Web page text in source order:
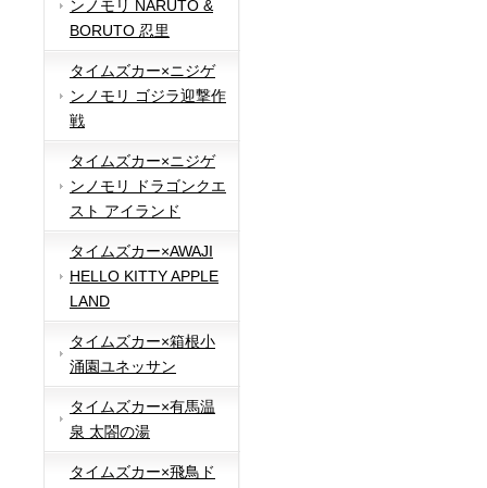
ンノモリ NARUTO &
BORUTO 忍里
タイムズカー×ニジゲ
ンノモリ ゴジラ迎撃作
戦
タイムズカー×ニジゲ
ンノモリ ドラゴンクエ
スト アイランド
タイムズカー×AWAJI
HELLO KITTY APPLE
LAND
タイムズカー×箱根小
涌園ユネッサン
タイムズカー×有馬温
泉 太閤の湯
タイムズカー×飛鳥ド